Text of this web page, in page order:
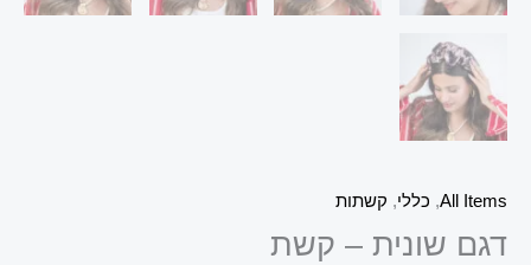
All Items
, כללי, קשתות
דגם שונית – קשת